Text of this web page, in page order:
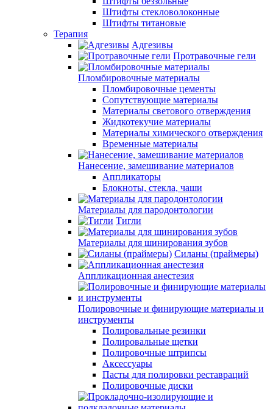
Штифты стекловолоконные
Штифты титановые
Терапия
Адгезивы
Протравочные гели
Пломбировочные материалы
Пломбировочные цементы
Сопутствующие материалы
Материалы светового отверждения
Жидкотекучие материалы
Материалы химического отверждения
Временные материалы
Нанесение, замешивание материалов
Аппликаторы
Блокноты, стекла, чаши
Материалы для пародонтологии
Тигли
Материалы для шинирования зубов
Силаны (праймеры)
Аппликационная анестезия
Полировочные и финирующие материалы и
инструменты
Полировальные резинки
Полировальные щетки
Полировочные штрипсы
Аксессуары
Пасты для полировки реставраций
Полировочные диски